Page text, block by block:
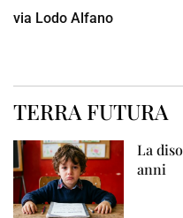
via Lodo Alfano
TERRA FUTURA
La
anni